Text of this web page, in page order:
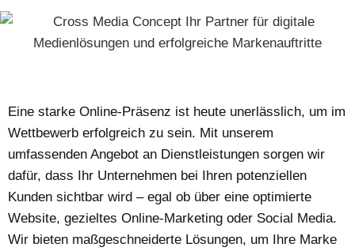
Eine starke Online-Präsenz ist heute unerlässlich, um im
Wettbewerb erfolgreich zu sein. Mit unserem
umfassenden Angebot an Dienstleistungen sorgen wir
dafür, dass Ihr Unternehmen bei Ihren potenziellen
Kunden sichtbar wird – egal ob über eine optimierte
Website, gezieltes Online-Marketing oder Social Media.
Wir bieten maßgeschneiderte Lösungen, um Ihre Marke